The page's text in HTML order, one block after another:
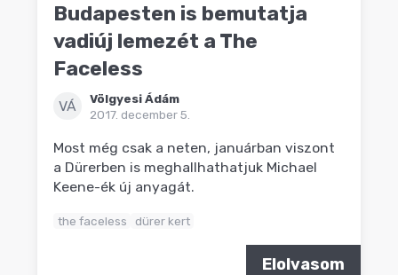
Budapesten is bemutatja
vadiúj lemezét a The
Faceless
VÁ
Völgyesi Ádám
2017. december 5.
Most még csak a neten, januárban viszont
a Dürerben is meghallhathatjuk Michael
Keene-ék új anyagát.
the faceless dürer kert
Elolvasom